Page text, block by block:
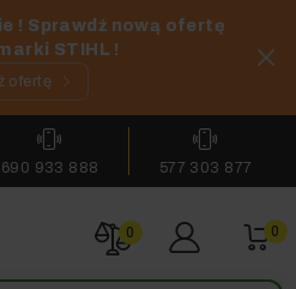
! Sprawdź nową ofertę
STIHL !
ofertę
690 933 888 577 303 877
0 0